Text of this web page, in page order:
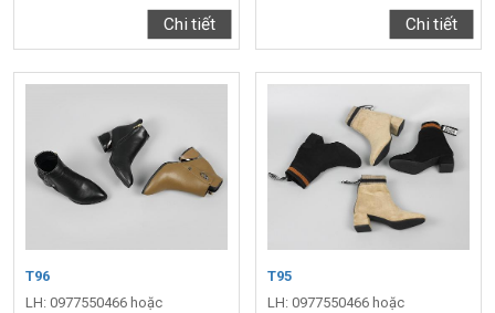
Chi tiết Chi tiết
T96
LH: 0977550466 hoặc
T95
LH: 0977550466 hoặc